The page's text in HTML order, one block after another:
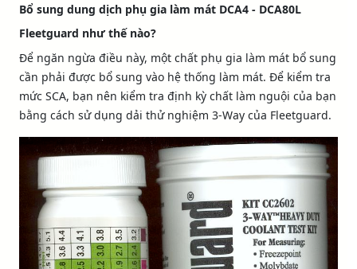
Bổ sung dung dịch phụ gia làm mát DCA4 - DCA80L
Fleetguard như thế nào?
Để ngăn ngừa điều này, một chất phụ gia làm mát bổ sung
cần phải được bổ sung vào hệ thống làm mát. Để kiểm tra
mức SCA, bạn nên kiểm tra định kỳ chất làm nguội của bạn
bằng cách sử dụng dải thử nghiệm 3-Way của Fleetguard.